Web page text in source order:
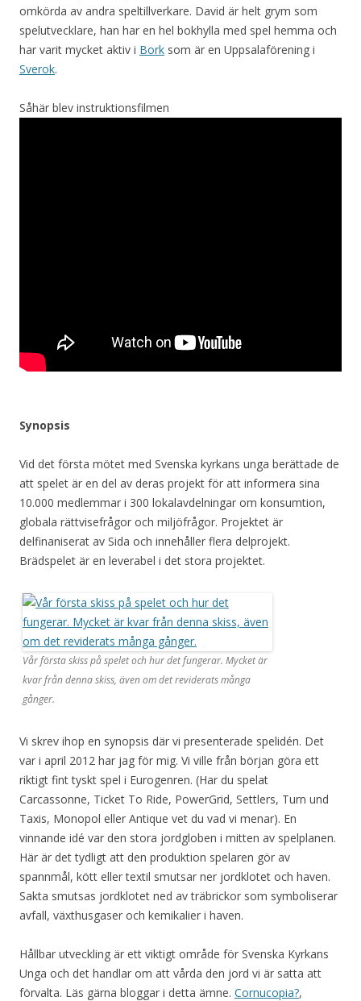
omkörda av andra speltillverkare. David är helt grym som
spelutvecklare, han har en hel bokhylla med spel hemma och
har varit mycket aktiv i Bork som är en Uppsalaförening i
Sverok.
Såhär blev instruktionsfilmen
Synopsis
Vid det första mötet med Svenska kyrkans unga berättade de
att spelet är en del av deras projekt för att informera sina
10.000 medlemmar i 300 lokalavdelningar om konsumtion,
globala rättvisefrågor och miljöfrågor. Projektet är
delfinaniserat av Sida och innehåller flera delprojekt.
Brädspelet är en leverabel i det stora projektet.
Vår första skiss på spelet och hur det fungerar. Mycket är
kvar från denna skiss, även om det reviderats många
gånger.
Vi skrev ihop en synopsis där vi presenterade spelidén. Det
var i april 2012 har jag för mig. Vi ville från början göra ett
riktigt fint tyskt spel i Eurogenren. (Har du spelat
Carcassonne, Ticket To Ride, PowerGrid, Settlers, Turn und
Taxis, Monopol eller Antique vet du vad vi menar). En
vinnande idé var den stora jordgloben i mitten av spelplanen.
Här är det tydligt att den produktion spelaren gör av
spannmål, kött eller textil smutsar ner jordklotet och haven.
Sakta smutsas jordklotet ned av träbrickor som symboliserar
avfall, växthusgaser och kemikalier i haven.
Hållbar utveckling är ett viktigt område för Svenska Kyrkans
Unga och det handlar om att vårda den jord vi är satta att
förvalta. Läs gärna bloggar i detta ämne. Cornucopia?,